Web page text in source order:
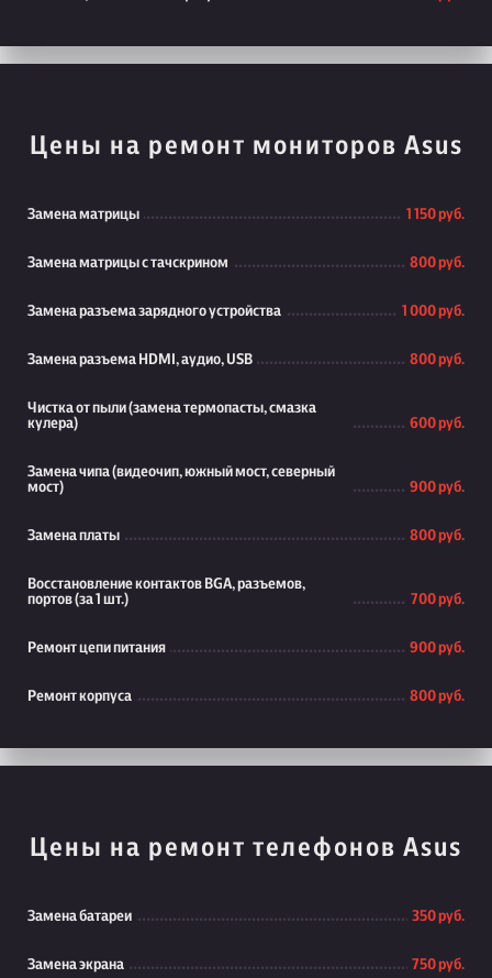
Цены на ремонт мониторов Asus
Замена матрицы 1 150 руб.
Замена матрицы с тачскрином 800 руб.
Замена разъема зарядного устройства 1 000 руб.
Замена разъема HDMI, аудио, USB 800 руб.
Чистка от пыли (замена термопасты, смазка
кулера)
600 руб.
Замена чипа (видеочип, южный мост, северный
мост)
900 руб.
Замена платы 800 руб.
Восстановление контактов BGA, разъемов,
портов (за 1 шт.)
700 руб.
Ремонт цепи питания 900 руб.
Ремонт корпуса 800 руб.
Цены на ремонт телефонов Asus
Замена батареи 350 руб.
Замена экрана 750 руб.